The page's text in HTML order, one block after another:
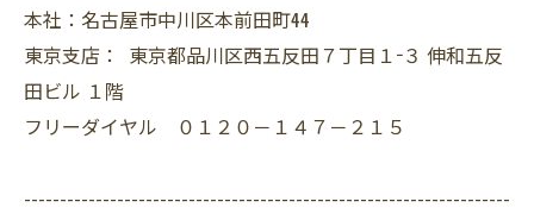
本社：名古屋市中川区本前田町44
東京支店： 東京都品川区西五反田７丁目１−３ 伸和五反
田ビル １階
フリーダイヤル ０１２０－１４７－２１５
--------------------------------------------------------------------